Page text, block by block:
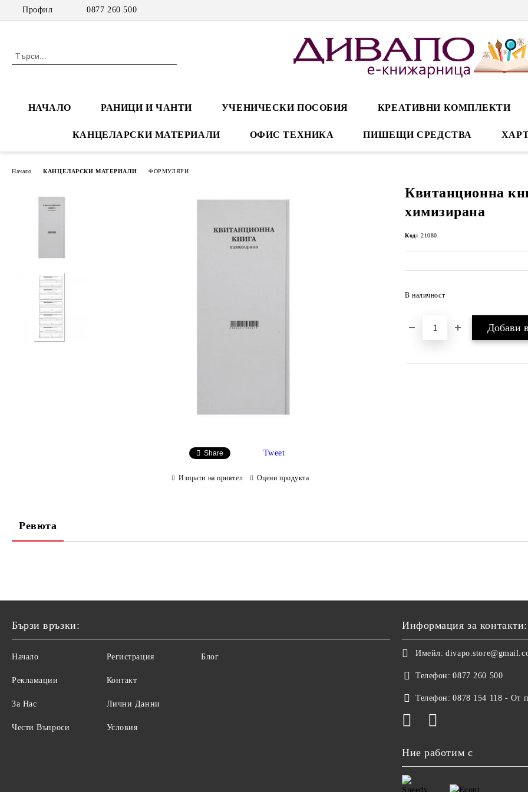
Профил 0877 260 500
НАЧАЛО РАНИЦИ И ЧАНТИ УЧЕНИЧЕСКИ ПОСОБИЯ КРЕАТИВНИ КОМПЛЕКТИ
КАНЦЕЛАРСКИ МАТЕРИАЛИ ОФИС ТЕХНИКА ПИШЕЩИ СРЕДСТВА
Начало КАНЦЕЛАРСКИ МАТЕРИАЛИ ФОРМУЛЯРИ
Квитанционна
химизирана
Код: 21080
В наличност
Share Tweet
Изпрати на приятел Оцени продукта
Ревюта
Бързи връзки:
Начало
Рекламации
За Нас
Чести Въпроси
Регистрация
Контакт
Лични Данни
Условия
Блог
Информация за контакти:
Имейл:
Телефон: 0877 260 500
Телефон: 0878 154 118 - От
Ние работим с